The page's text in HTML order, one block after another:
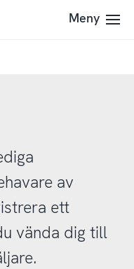
Meny
av
ett
vända dig till